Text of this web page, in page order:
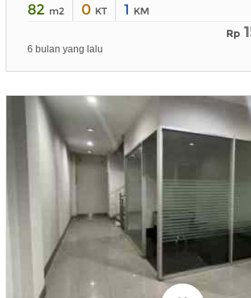
82 m2 0 KT 1 KM
Rp
6 bulan yang lalu